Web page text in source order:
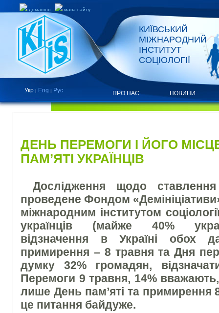
домашня мапа сайту
КИЇВСЬКИЙ
МІЖНАРОДНИЙ
ІНСТИТУТ
СОЦІОЛОГІЇ
Укр | Eng | Рус ПРО НАС НОВИНИ
ДЕНЬ ПЕРЕМОГИ І ЙОГО
ПАМ’ЯТІ УКРАЇНЦІВ
Дослідження щодо
проведене Фондом
міжнародним інститутом
українців (майже 40%
відзначення в Україні обох
примирення – 8 травня та Дня
думку 32% громадян,
Перемоги 9 травня, 14%
лише День пам’яті та примирення
це питання байдуже.